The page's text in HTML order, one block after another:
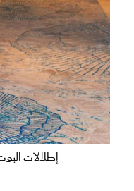
إطلالات